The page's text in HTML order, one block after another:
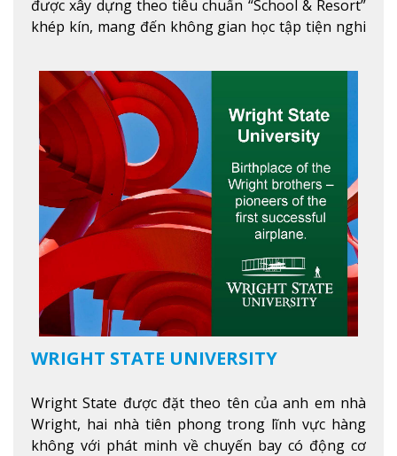
được xây dựng theo tiêu chuẩn “School & Resort”
khép kín, mang đến không gian học tập tiện nghi
ích hiện đạXem thêm
WRIGHT STATE UNIVERSITY
Wright State được đặt theo tên của anh em nhà
Wright, hai nhà tiên phong trong lĩnh vực hàng
không với phát minh về chuyến bay có động cơ